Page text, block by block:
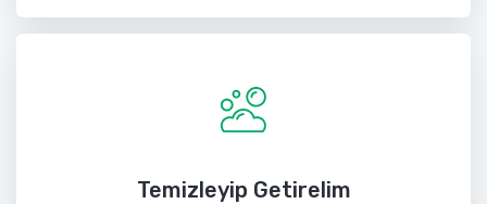
Temizleyip Getirelim